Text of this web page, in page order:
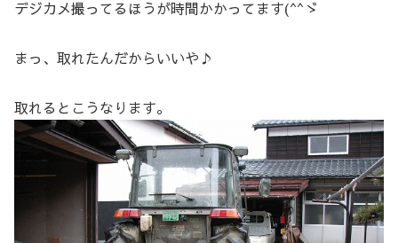
デジカメ撮ってるほうが時間かかってます(^^ゞ
まっ、取れたんだからいいや♪
取れるとこうなります。